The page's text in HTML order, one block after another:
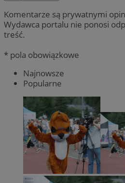
Komentarze są prywatnymi
Wydawca portalu nie ponosi
treść.
* pola obowiązkowe
Najnowsze
Popularne